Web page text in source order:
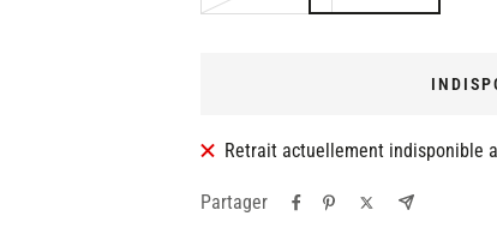
Retrait actuellement indisponible
Partager